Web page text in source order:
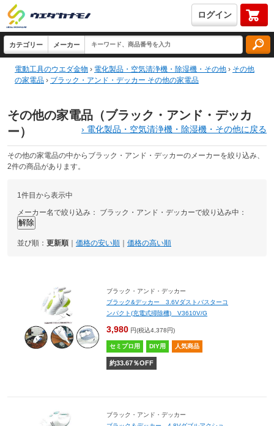
ログイン
電動工具のウエダ金物 › 電化製品・空気清浄機・除湿機・その他 › その他
の家電品 › ブラック・アンド・デッカー その他の家電品
その他の家電品（ブラック・アンド・デッカ
ー）
› 電化製品・空気清浄機・除湿機・その他に戻る
その他の家電品の中からブラック・アンド・デッカーのメーカーを絞り込み、
2件の商品があります。
1件目から表示中
メーカー名で絞り込み：
ブラック・アンド・デッカーで絞り込み中：
並び順： 更新順 価格の安い順 価格の高い順
ブラック・アンド・デッカー
ブラック&デッカー 3.6Vダストバスターコ
ンパクト(充電式掃除機) V3610V/G
3,980 円(税込4,378円)
セミプロ用 DIY用 人気商品
約33.67％OFF
ブラック・アンド・デッカー